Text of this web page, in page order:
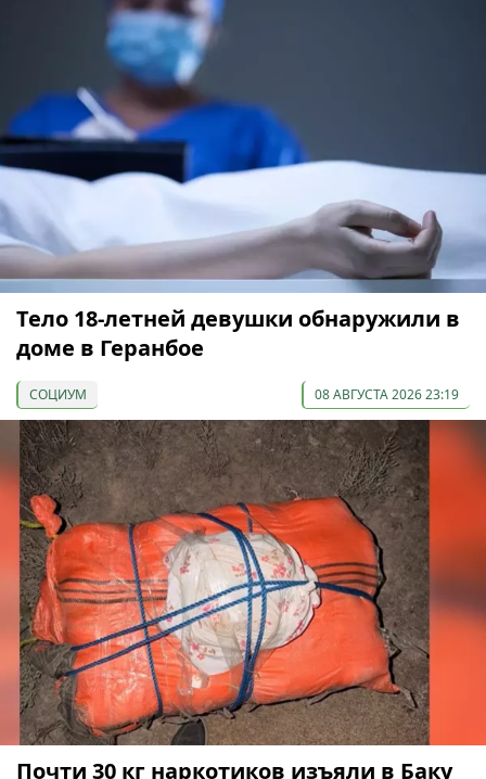
Тело 18-летней девушки обнаружили в
доме в Геранбое
СОЦИУМ 08 АВГУСТА 2026 23:19
Почти 30 кг наркотиков изъяли в Баку